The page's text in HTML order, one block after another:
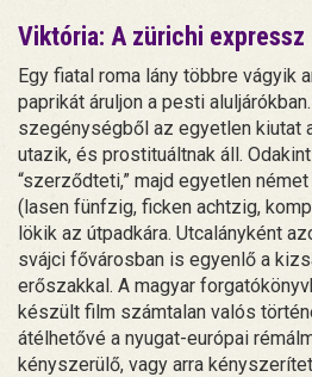
Viktória: A zürichi expressz
Egy fiatal roma lány többre vágyik
paprikát áruljon a pesti
szegénységből az egyetlen kiutat
utazik, és prostituáltnak áll.
“szerződteti,” majd egyetlen
(lasen fünfzig, ficken achtzig,
lökik az útpadkára. Utcalányként
svájci fővárosban is egyenlő a
erőszakkal. A magyar
készült film számtalan valós
átélhetővé a nyugat-európai
kényszerülő, vagy arra